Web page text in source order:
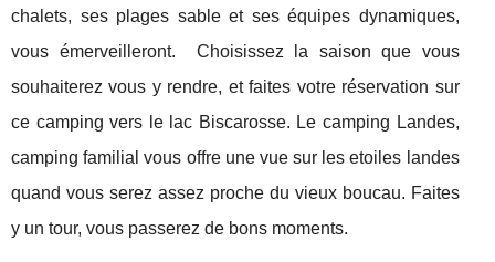
chalets, ses plages sable et ses équipes dynamiques,
vous émerveilleront. Choisissez la saison que vous
souhaiterez vous y rendre, et faites votre réservation sur
ce camping vers le lac Biscarosse. Le camping Landes,
camping familial vous offre une vue sur les etoiles landes
quand vous serez assez proche du vieux boucau. Faites
y un tour, vous passerez de bons moments.